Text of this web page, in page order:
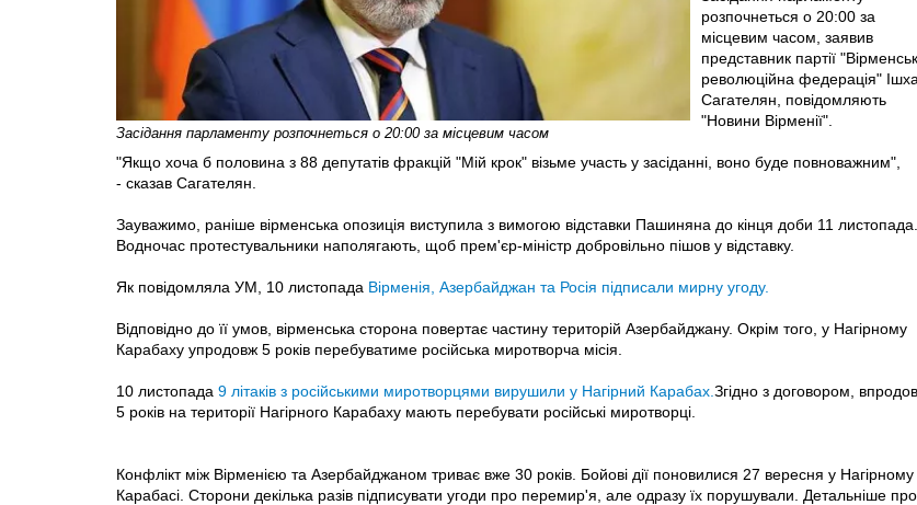
Засідання парламенту розпочнеться о 20:00 за місцевим часом
розпочнеться о 20:00 за
місцевим часом, заявив
представник партії
революційна федерація"
Сагателян, повідомляють
"Новини Вірменії".
"Якщо хоча б половина з 88 депутатів фракцій "Мій крок" візьме участь у засіданні, воно буде повноважним",
- сказав Сагателян.
Зауважимо, раніше вірменська опозиція виступила з вимогою відставки Пашиняна до кінця доби 11 листопада.
Водночас протестувальники наполягають, щоб прем'єр-міністр добровільно пішов у відставку.
Як повідомляла УМ, 10 листопада Вірменія, Азербайджан та Росія підписали мирну угоду.
Відповідно до її умов, вірменська сторона повертає частину територій Азербайджану. Окрім того, у Нагірному
Карабаху упродовж 5 років перебуватиме російська миротворча місія.
10 листопада 9 літаків з російськими миротворцями вирушили у Нагірний Карабах. Згідно з договором,
5 років на території Нагірного Карабаху мають перебувати російські миротворці.
Конфлікт між Вірменією та Азербайджаном триває вже 30 років. Бойові дії поновилися 27 вересня у Нагірному
Карабасі. Сторони декілька разів підписувати угоди про перемир'я, але одразу їх порушували. Детальніше про